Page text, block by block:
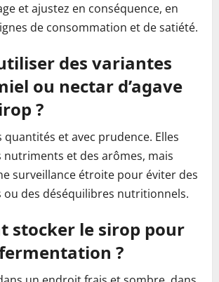
et ajustez en conséquence, en
de consommation et de satiété.
des variantes
ou nectar d’agave
?
quantités et avec prudence. Elles
et des arômes, mais
surveillance étroite pour éviter des
des déséquilibres nutritionnels.
stocker le sirop pour
?